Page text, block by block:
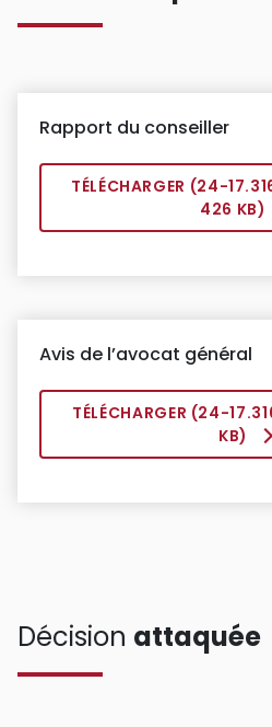
Rapport du conseiller
TÉLÉCHARGER (24-
426 KB)
Avis de l’avocat général
TÉLÉCHARGER (24-
KB)
Décision attaquée